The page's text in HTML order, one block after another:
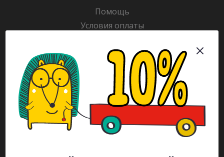
Помощь
Условия оплаты
Гарантия на товар
Раскраски
Рекламодателям
Каталог
Будьте всегда в курсе!